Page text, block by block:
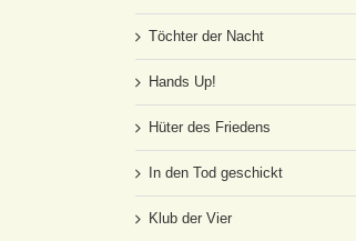
Töchter der Nacht
Hands Up!
Hüter des Friedens
In den Tod geschickt
Klub der Vier